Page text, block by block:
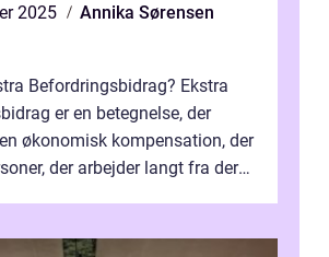
2025
Annika Sørensen
Befordringsbidrag? Ekstra
er en betegnelse, der
økonomisk kompensation, der
der arbejder langt fra deres